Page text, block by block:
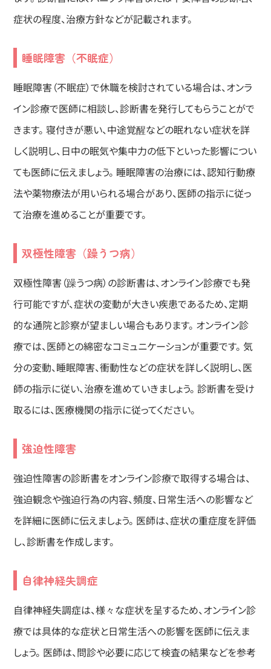
症状の程度、治療方針などが記載されます。
睡眠障害（不眠症）
睡眠障害（不眠症）で休職を検討されている場合は、オンラ
イン診療で医師に相談し、診断書を発行してもらうことがで
きます。 寝付きが悪い、中途覚醒などの眠れない症状を詳
しく説明し、日中の眠気や集中力の低下といった影響につい
ても医師に伝えましょう。 睡眠障害の治療には、認知行動療
法や薬物療法が用いられる場合があり、医師の指示に従っ
て治療を進めることが重要です。
双極性障害（躁うつ病）
双極性障害（躁うつ病）の診断書は、オンライン診療でも発
行可能ですが、症状の変動が大きい疾患であるため、定期
的な通院と診察が望ましい場合もあります。 オンライン診
療では、医師との綿密なコミュニケーションが重要です。 気
分の変動、睡眠障害、衝動性などの症状を詳しく説明し、医
師の指示に従い、治療を進めていきましょう。 診断書を受け
取るには、医療機関の指示に従ってください。
強迫性障害
強迫性障害の診断書をオンライン診療で取得する場合は、
強迫観念や強迫行為の内容、頻度、日常生活への影響など
を詳細に医師に伝えましょう。 医師は、症状の重症度を評価
し、診断書を作成します。
自律神経失調症
自律神経失調症は、様々な症状を呈するため、オンライン診
療では具体的な症状と日常生活への影響を医師に伝えま
しょう。 医師は、問診や必要に応じて検査の結果などを参考